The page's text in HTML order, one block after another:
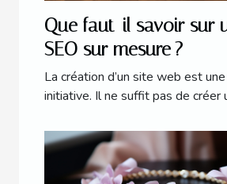
Que faut-il savoir sur
SEO sur mesure ?
La création d’un site web est
initiative. Il ne suffit pas de créer